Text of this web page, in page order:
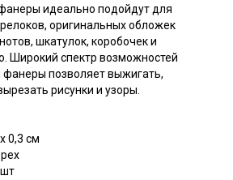
идеально подойдут для
оригинальных обложек
шкатулок, коробочек и
Широкий спектр возможностей
фанеры позволяет выжигать,
рисунки и узоры.
0,3 см